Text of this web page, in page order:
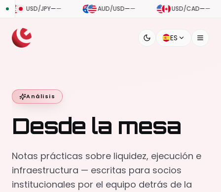
JPY— — AUD/USD—— USD/CAD——
ES
Análisis
Desde la mesa
Notas prácticas sobre liquidez, ejecución e
infraestructura — escritas para socios
institucionales por el equipo detrás de la